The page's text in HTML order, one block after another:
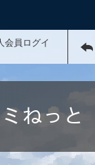
会員ログイ
ねっと